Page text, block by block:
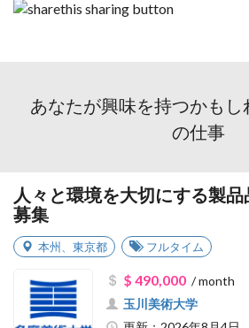
あなたが興味を持つかも
の仕事
人々と環境を大切にする製
募集
本州 東京都 フルタイム
$ 490,000/ month
玉川美術大学